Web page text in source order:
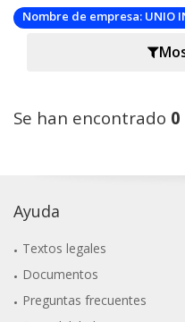
Nombre de empresa: UNIO
Se han encontrado 0
Ayuda
Textos legales
Documentos
Preguntas frecuentes